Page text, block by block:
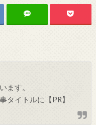
ます。
タイトルに【PR】